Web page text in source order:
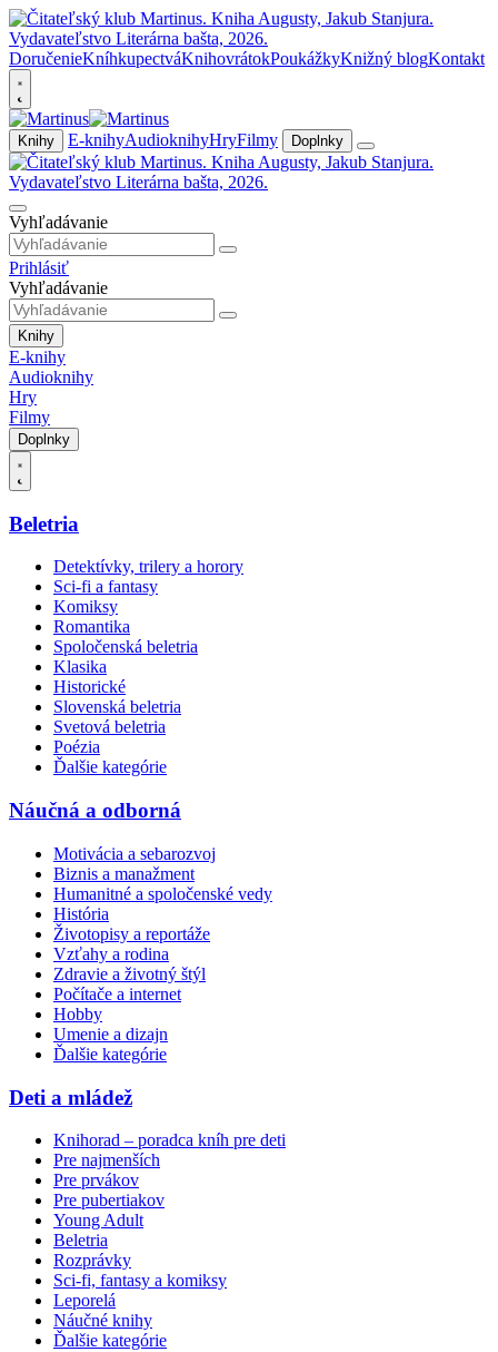
DoručenieKníhkupectváKnihovrátokPoukážkyKnižný blogKontakt
Knihy E-knihyAudioknihyHryFilmy Doplnky
Vyhľadávanie
Prihlásiť
Vyhľadávanie
Knihy
E-knihy
Audioknihy
Hry
Filmy
Doplnky
Beletria
Detektívky, trilery a horory
Sci-fi a fantasy
Komiksy
Romantika
Spoločenská beletria
Klasika
Historické
Slovenská beletria
Svetová beletria
Poézia
Ďalšie kategórie
Náučná a odborná
Motivácia a sebarozvoj
Biznis a manažment
Humanitné a spoločenské vedy
História
Životopisy a reportáže
Vzťahy a rodina
Zdravie a životný štýl
Počítače a internet
Hobby
Umenie a dizajn
Ďalšie kategórie
Deti a mládež
Knihorad – poradca kníh pre deti
Pre najmenších
Pre prvákov
Pre pubertiakov
Young Adult
Beletria
Rozprávky
Sci-fi, fantasy a komiksy
Leporelá
Náučné knihy
Ďalšie kategórie